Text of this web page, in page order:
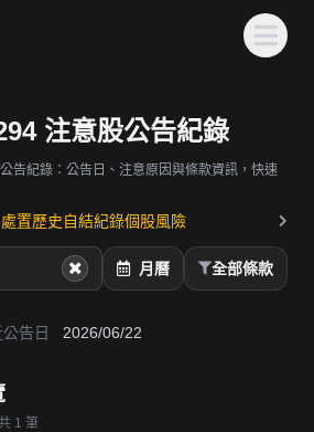
注意股公告紀錄
告紀錄：公告日、注意原因與條款資訊，快速
處置歷史自結紀錄個股風險
月曆 全部條款
告日 2026/06/22
1 筆